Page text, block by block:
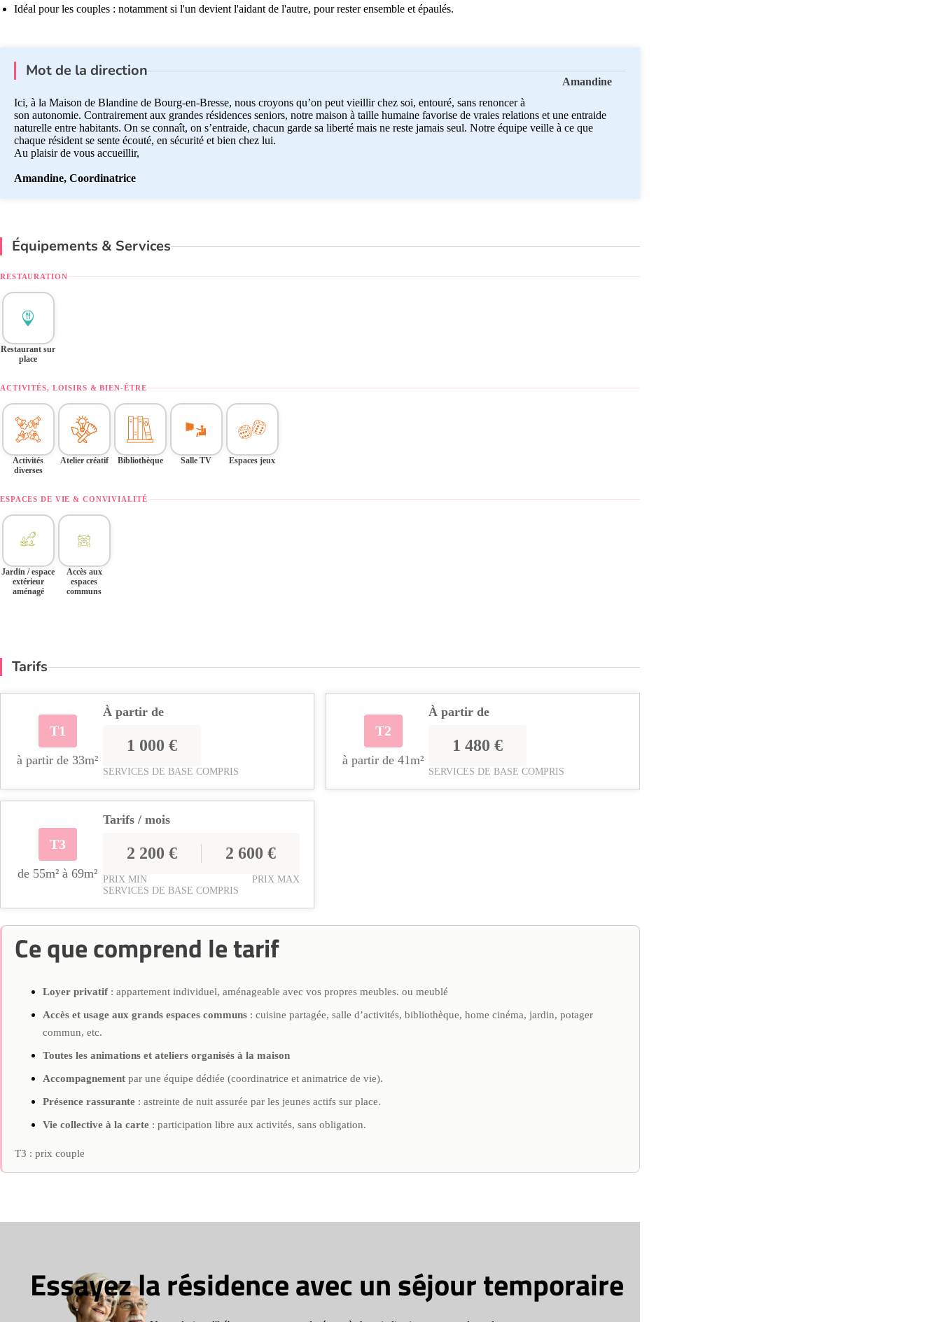
Idéal pour les couples : notamment si l'un devient l'aidant de l'autre, pour rester ensemble et épaulés.
Mot de la direction
Amandine
Ici, à la Maison de Blandine de Bourg-en-Bresse, nous croyons qu’on peut vieillir chez soi, entouré, sans renoncer à
son autonomie. Contrairement aux grandes résidences seniors, notre maison à taille humaine favorise de vraies relations et une entraide
naturelle entre habitants. On se connaît, on s’entraide, chacun garde sa liberté mais ne reste jamais seul. Notre équipe veille à ce que
chaque résident se sente écouté, en sécurité et bien chez lui.
Au plaisir de vous accueillir,
Amandine, Coordinatrice
Équipements & Services
RESTAURATION
Restaurant sur
place
ACTIVITÉS, LOISIRS & BIEN-ÊTRE
Activités
diverses
Atelier créatif Bibliothèque Salle TV Espaces jeux
ESPACES DE VIE & CONVIVIALITÉ
Jardin / espace
extérieur
aménagé
Accès aux
espaces
communs
Tarifs
T1
à partir de 33m²
À partir de
1 000 €
SERVICES DE BASE COMPRIS
T2
à partir de 41m²
À partir de
1 480 €
SERVICES DE BASE COMPRIS
T3
de 55m² à 69m²
Tarifs / mois
2 200 € 2 600 €
PRIX MIN
PRIX MAX
SERVICES DE BASE COMPRIS
Ce que comprend le tarif
Loyer privatif : appartement individuel, aménageable avec vos propres meubles. ou meublé
Accès et usage aux grands espaces communs : cuisine partagée, salle d’activités, bibliothèque, home cinéma, jardin, potager
commun, etc.
Toutes les animations et ateliers organisés à la maison
Accompagnement par une équipe dédiée (coordinatrice et animatrice de vie).
Présence rassurante : astreinte de nuit assurée par les jeunes actifs sur place.
Vie collective à la carte : participation libre aux activités, sans obligation.
T3 : prix couple
Essayez la résidence avec un séjour temporaire